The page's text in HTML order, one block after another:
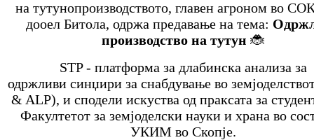
на тутунопроизводството, главен агроном во
дооел Битола, одржа предавање на тема:
производство на тутун 🐞
STP - платформа за длабинска анализа за
одржливи синџири за снабдување во
& ALP), и сподели искуства од праксата за
Факултетот за земјоделски науки и храна во
УКИМ во Скопје.